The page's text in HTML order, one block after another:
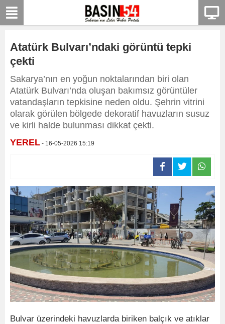
Atatürk Bulvarı’ndaki görüntü tepki
çekti
Sakarya’nın en yoğun noktalarından biri olan
Atatürk Bulvarı’nda oluşan bakımsız görüntüler
vatandaşların tepkisine neden oldu. Şehrin vitrini
olarak görülen bölgede dekoratif havuzların susuz
ve kirli halde bulunması dikkat çekti.
YEREL - 16-05-2026 15:19
Bulvar üzerindeki havuzlarda biriken balçık ve atıklar